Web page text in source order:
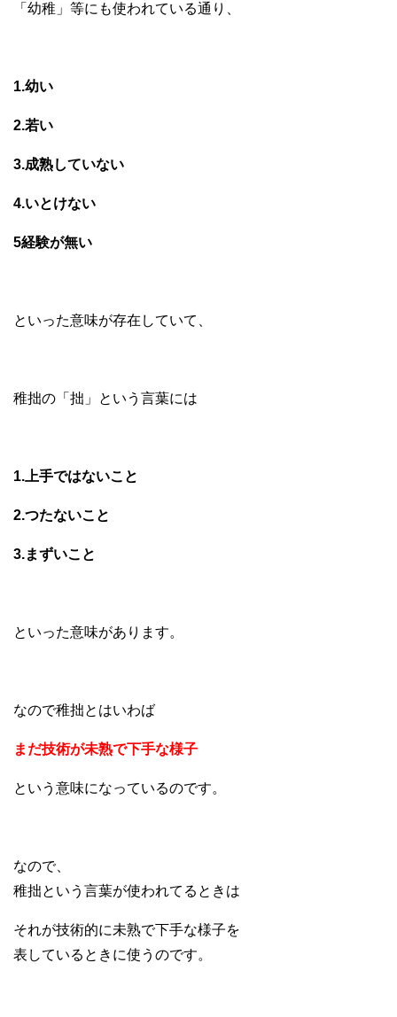
「幼稚」等にも使われている通り、
1.幼い
2.若い
3.成熟していない
4.いとけない
5経験が無い
といった意味が存在していて、
稚拙の「拙」という言葉には
1.上手ではないこと
2.つたないこと
3.まずいこと
といった意味があります。
なので稚拙とはいわば
まだ技術が未熟で下手な様子
という意味になっているのです。
なので、
稚拙という言葉が使われてるときは
それが技術的に未熟で下手な様子を
表しているときに使うのです。